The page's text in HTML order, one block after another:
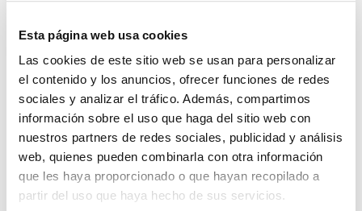
Esta página web usa cookies
Las cookies de este sitio web se usan para personalizar
el contenido y los anuncios, ofrecer funciones de redes
sociales y analizar el tráfico. Además, compartimos
información sobre el uso que haga del sitio web con
nuestros partners de redes sociales, publicidad y análisis
web, quienes pueden combinarla con otra información
que les haya proporcionado o que hayan recopilado a
partir del uso que haya hecho de sus servicios.
Envase
VIAL
Volumen
1ml
CAS
[96-33-3]
Referencia
SB43301000
x1ml
Comprar
Disponibilidad
Ver stock